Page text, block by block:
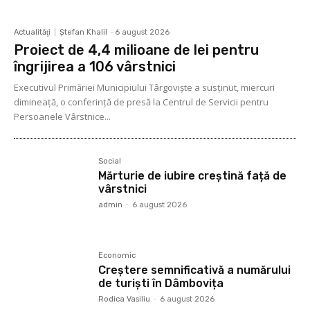
Actualităţi Ştefan Khalil - 6 august 2026
Proiect de 4,4 milioane de lei pentru
îngrijirea a 106 vârstnici
Executivul Primăriei Municipiului Târgoviște a susținut, miercuri
dimineață, o conferință de presă la Centrul de Servicii pentru
Persoanele Vârstnice...
Social
Mărturie de iubire creștină față de
vârstnici
admin - 6 august 2026
Economic
Creștere semnificativă a numărului
de turiști în Dâmbovița
Rodica Vasiliu - 6 august 2026